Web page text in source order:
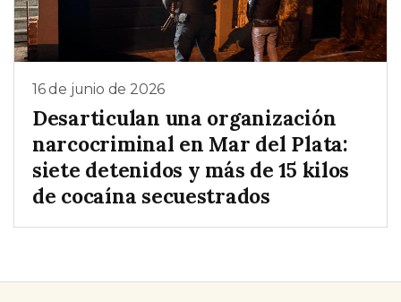
16 de junio de 2026
Desarticulan una organización
narcocriminal en Mar del Plata:
siete detenidos y más de 15 kilos
de cocaína secuestrados